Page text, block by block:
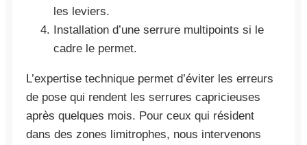
les leviers.
Installation d’une serrure multipoints si le
cadre le permet.
L’expertise technique permet d’éviter les erreurs
de pose qui rendent les serrures capricieuses
après quelques mois. Pour ceux qui résident
dans des zones limitrophes, nous intervenons